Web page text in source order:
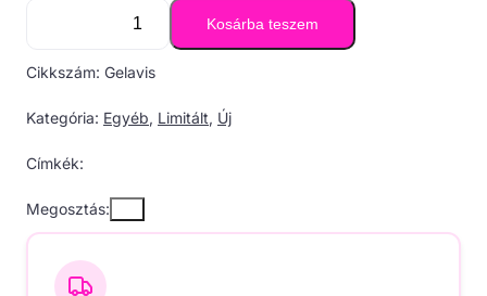
Dual
mennyiség
Kosárba teszem
Cikkszám: Gelavis
Kategória: Egyéb, Limitált, Új
Címkék:
Megosztás: